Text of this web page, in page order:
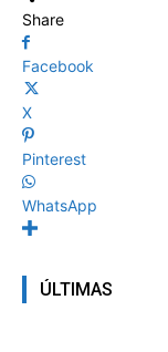
Share
Facebook
X
Pinterest
WhatsApp
ÚLTIMAS